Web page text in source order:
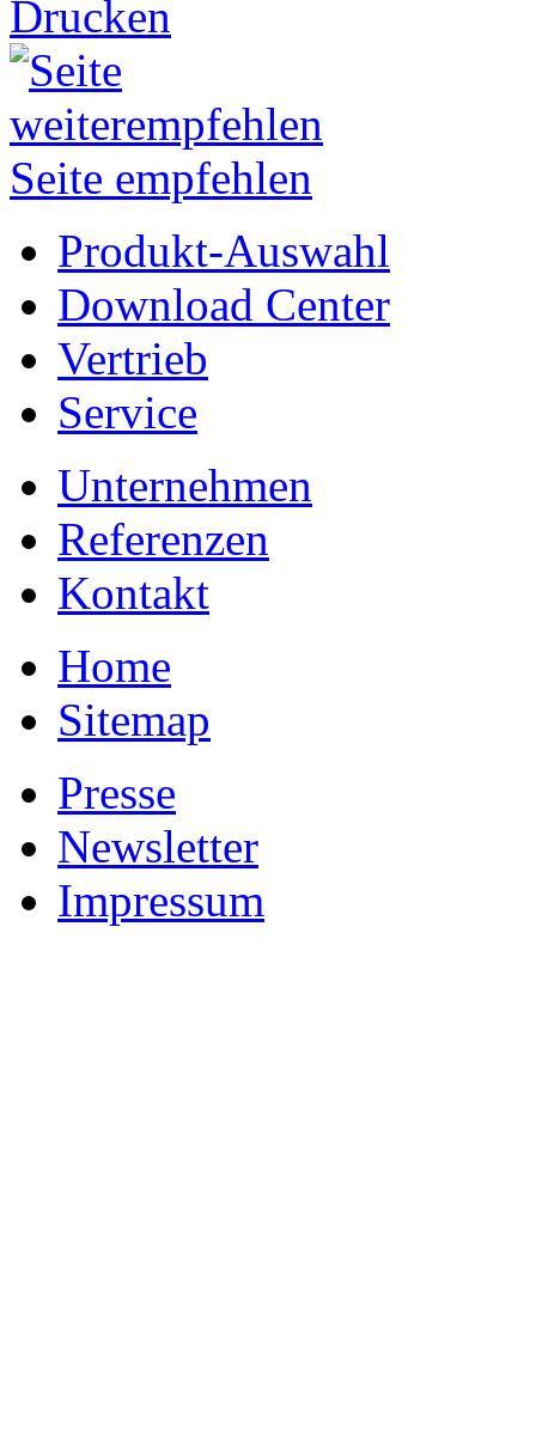
Drucken
Seite empfehlen
Produkt-Auswahl
Download Center
Vertrieb
Service
Unternehmen
Referenzen
Kontakt
Home
Sitemap
Presse
Newsletter
Impressum